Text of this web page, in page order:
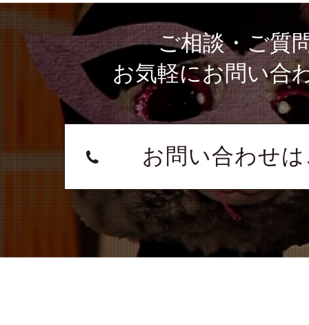
ご相談・ご質
お気軽にお問い合
お問い合わせ